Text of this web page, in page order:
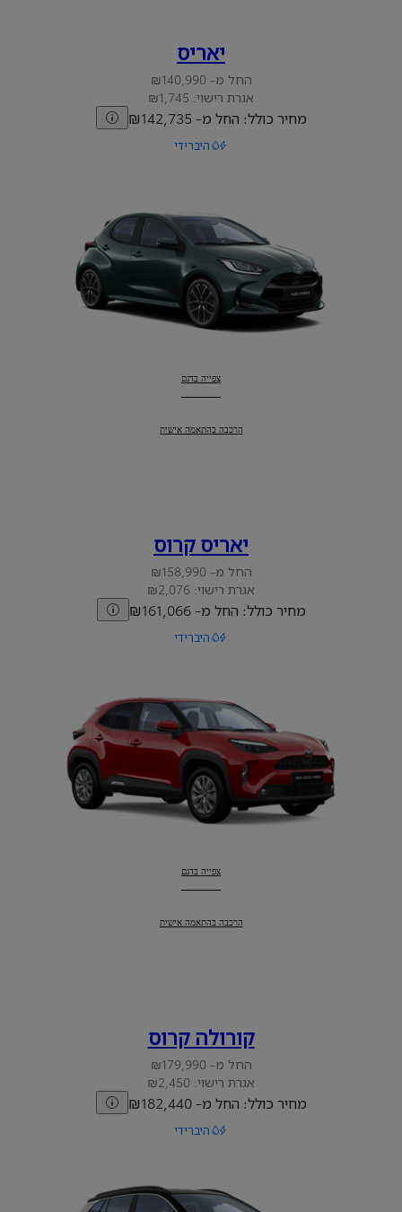
יאריס
החל מ- ₪140,990
אגרת רישוי: ₪1,745
מחיר כולל: החל מ- ₪142,735
היברידי
יאריס :
צפייה בדגם
יאריס:
הרכבה בהתאמה אישית
יאריס קרוס
החל מ- ₪158,990
אגרת רישוי: ₪2,076
מחיר כולל: החל מ- ₪161,066
היברידי
יאריס קרוס
צפייה בדגם
יאריס קרוס:
הרכבה בהתאמה אישית
קורולה קרוס
החל מ- ₪179,990
אגרת רישוי: ₪2,450
מחיר כולל: החל מ- ₪182,440
היברידי